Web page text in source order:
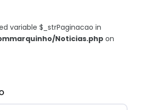
variable $_strPaginacao in
Noticias.php on